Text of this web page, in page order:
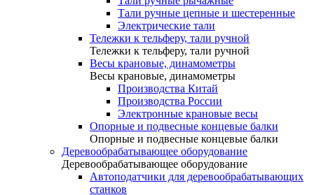
Тали ручные цепные и шестеренные
Электрические тали
Тележки к тельферу, тали ручной
Тележки к тельферу, тали ручной
Весы крановые, динамометры
Весы крановые, динамометры
Производства Китай
Производства России
Электронные крановые весы
Опорные и подвесные концевые балки
Опорные и подвесные концевые балки
Деревообрабатывающее оборудование
Деревообрабатывающее оборудование
Автоподатчики для деревообрабатывающих
станков